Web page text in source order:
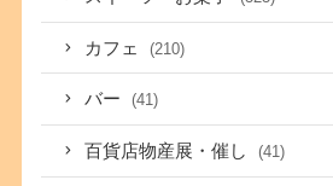
カフェ (210)
バー (41)
百貨店物産展・催し (41)